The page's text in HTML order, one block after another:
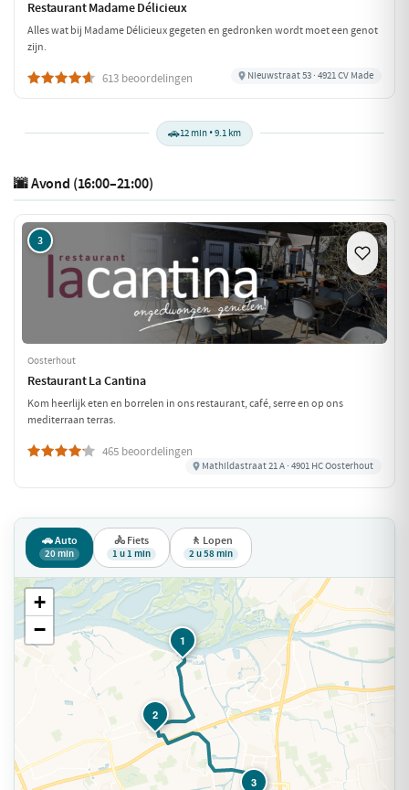
Restaurant Madame Délicieux
Alles wat bij Madame Délicieux gegeten en gedronken wordt moet een genot
zijn.
613 beoordelingen Nieuwstraat 53 · 4921 CV Made
🚗12 min • 9.1 km
🌆 Avond (16:00–21:00)
3
Oosterhout
Restaurant La Cantina
Kom heerlijk eten en borrelen in ons restaurant, café, serre en op ons
mediterraan terras.
465 beoordelingen
Mathildastraat 21 A · 4901 HC Oosterhout
🚗 Auto
20 min
🚴 Fiets
1 u 1 min
🚶 Lopen
2 u 58 min
1
2
3
+
−